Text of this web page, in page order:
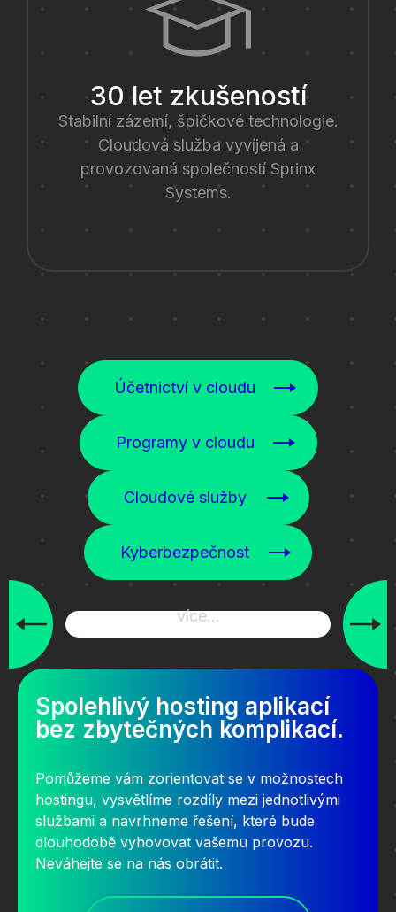
30 let zkušeností
Stabilní zázemí, špičkové technologie.
Cloudová služba vyvíjená a
provozovaná společností Sprinx
Systems.
Účetnictví v cloudu
Programy v cloudu
Cloudové služby
Kyberbezpečnost
více...
Spolehlivý hosting aplikací
bez zbytečných komplikací.
Pomůžeme vám zorientovat se v možnostech
hostingu, vysvětlíme rozdíly mezi jednotlivými
službami a navrhneme řešení, které bude
dlouhodobě vyhovovat vašemu provozu.
Neváhejte se na nás obrátit.